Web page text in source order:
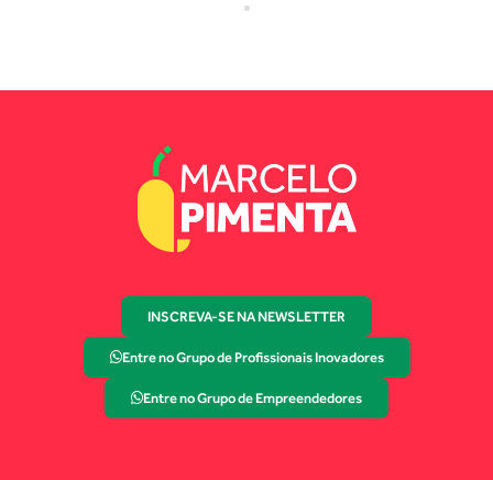
INSCREVA-SE NA NEWSLETTER
Entre no Grupo de Profissionais Inovadores
Entre no Grupo de Empreendedores